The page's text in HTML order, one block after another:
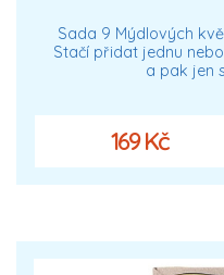
Sada 9 Mýdlových
Stačí přidat jednu
a pak jen
169 Kč